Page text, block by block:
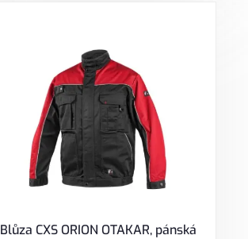
Blůza CXS ORION OTAKAR, pánská